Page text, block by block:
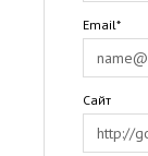
Email*
Сайт